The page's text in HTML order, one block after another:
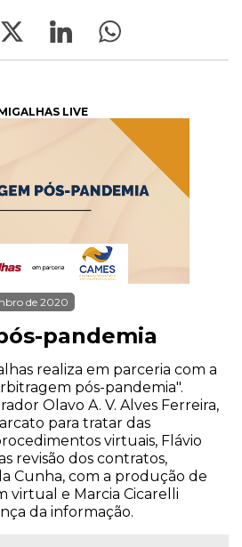
LIVE
de 2020
pandemia
realiza em parceria com a
pós-pandemia".
Olavo A. V. Alves Ferreira,
para tratar das
virtuais, Flávio
revisão dos contratos,
Cunha, com a produção de
virtual e Marcia Cicarelli
da informação.